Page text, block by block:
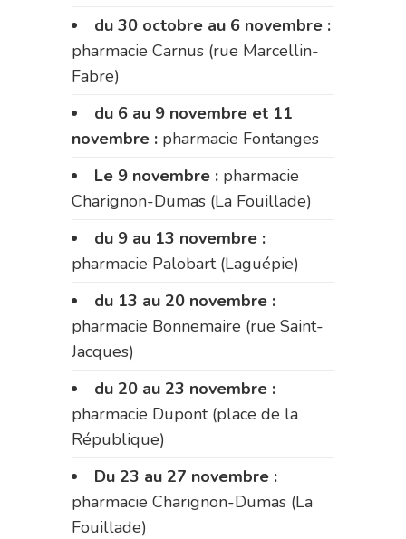
du 30 octobre au 6 novembre :
pharmacie Carnus (rue Marcellin-
Fabre)
du 6 au 9 novembre et 11
novembre : pharmacie Fontanges
Le 9 novembre : pharmacie
Charignon-Dumas (La Fouillade)
du 9 au 13 novembre :
pharmacie Palobart (Laguépie)
du 13 au 20 novembre :
pharmacie Bonnemaire (rue Saint-
Jacques)
du 20 au 23 novembre :
pharmacie Dupont (place de la
République)
Du 23 au 27 novembre :
pharmacie Charignon-Dumas (La
Fouillade)